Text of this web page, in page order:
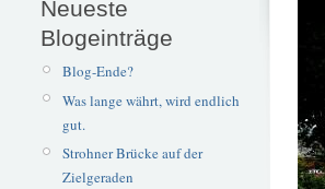
Neueste
Blogeinträge
Blog-Ende?
Was lange währt, wird endlich
gut.
Strohner Brücke auf der
Zielgeraden